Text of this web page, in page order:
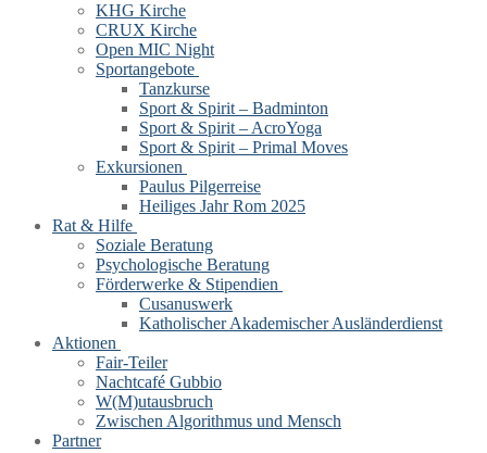
KHG Kirche
CRUX Kirche
Open MIC Night
Sportangebote
Tanzkurse
Sport & Spirit – Badminton
Sport & Spirit – AcroYoga
Sport & Spirit – Primal Moves
Exkursionen
Paulus Pilgerreise
Heiliges Jahr Rom 2025
Rat & Hilfe
Soziale Beratung
Psychologische Beratung
Förderwerke & Stipendien
Cusanuswerk
Katholischer Akademischer Ausländerdienst
Aktionen
Fair-Teiler
Nachtcafé Gubbio
W(M)utausbruch
Zwischen Algorithmus und Mensch
Partner